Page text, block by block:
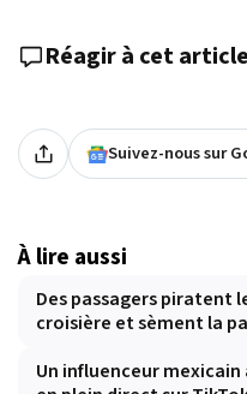
Réagir à cet article
Suivez-nous sur
À lire aussi
Des passagers piratent
croisière et sèment la
Un influenceur